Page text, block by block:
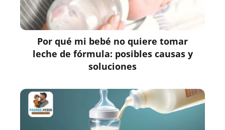
Por qué mi bebé no quiere tomar
leche de fórmula: posibles causas y
soluciones